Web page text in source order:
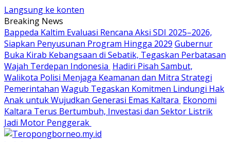
Langsung ke konten
Breaking News
Bappeda Kaltim Evaluasi Rencana Aksi SDI 2025–2026,
Siapkan Penyusunan Program Hingga 2029 Gubernur
Buka Kirab Kebangsaan di Sebatik, Tegaskan Perbatasan
Wajah Terdepan Indonesia Hadiri Pisah Sambut,
Walikota Polisi Menjaga Keamanan dan Mitra Strategi
Pemerintahan Wagub Tegaskan Komitmen Lindungi Hak
Anak untuk Wujudkan Generasi Emas Kaltara Ekonomi
Kaltara Terus Bertumbuh, Investasi dan Sektor Listrik
Jadi Motor Penggerak